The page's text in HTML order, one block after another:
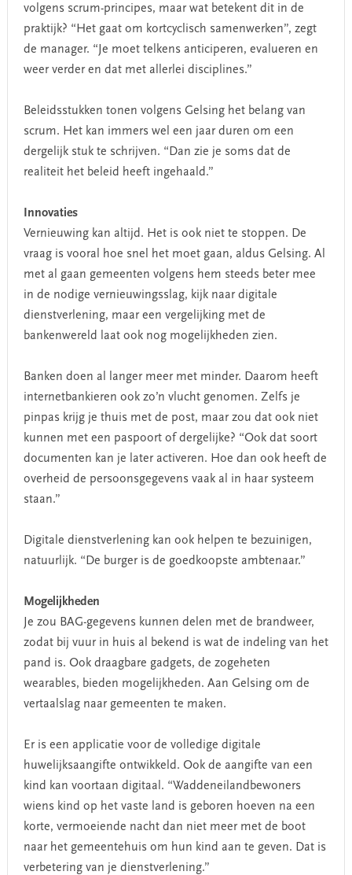
volgens scrum-principes, maar wat betekent dit in de
praktijk? “Het gaat om kortcyclisch samenwerken”, zegt
de manager. “Je moet telkens anticiperen, evalueren en
weer verder en dat met allerlei disciplines.”
Beleidsstukken tonen volgens Gelsing het belang van
scrum. Het kan immers wel een jaar duren om een
dergelijk stuk te schrijven. “Dan zie je soms dat de
realiteit het beleid heeft ingehaald.”
Innovaties
Vernieuwing kan altijd. Het is ook niet te stoppen. De
vraag is vooral hoe snel het moet gaan, aldus Gelsing. Al
met al gaan gemeenten volgens hem steeds beter mee
in de nodige vernieuwingsslag, kijk naar digitale
dienstverlening, maar een vergelijking met de
bankenwereld laat ook nog mogelijkheden zien.
Banken doen al langer meer met minder. Daarom heeft
internetbankieren ook zo’n vlucht genomen. Zelfs je
pinpas krijg je thuis met de post, maar zou dat ook niet
kunnen met een paspoort of dergelijke? “Ook dat soort
documenten kan je later activeren. Hoe dan ook heeft de
overheid de persoonsgegevens vaak al in haar systeem
staan.”
Digitale dienstverlening kan ook helpen te bezuinigen,
natuurlijk. “De burger is de goedkoopste ambtenaar.”
Mogelijkheden
Je zou BAG-gegevens kunnen delen met de brandweer,
zodat bij vuur in huis al bekend is wat de indeling van het
pand is. Ook draagbare gadgets, de zogeheten
wearables, bieden mogelijkheden. Aan Gelsing om de
vertaalslag naar gemeenten te maken.
Er is een applicatie voor de volledige digitale
huwelijksaangifte ontwikkeld. Ook de aangifte van een
kind kan voortaan digitaal. “Waddeneilandbewoners
wiens kind op het vaste land is geboren hoeven na een
korte, vermoeiende nacht dan niet meer met de boot
naar het gemeentehuis om hun kind aan te geven. Dat is
verbetering van je dienstverlening.”